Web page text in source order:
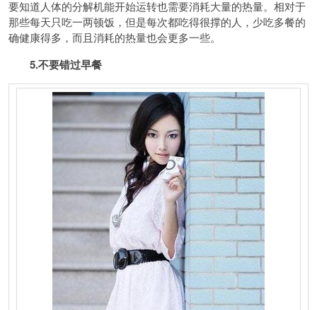
要知道人体的分解机能开始运转也需要消耗大量的热量。相对于
那些每天只吃一两顿饭，但是每次都吃得很撑的人，少吃多餐的
确健康得多，而且消耗的热量也会更多一些。
5.不要错过早餐